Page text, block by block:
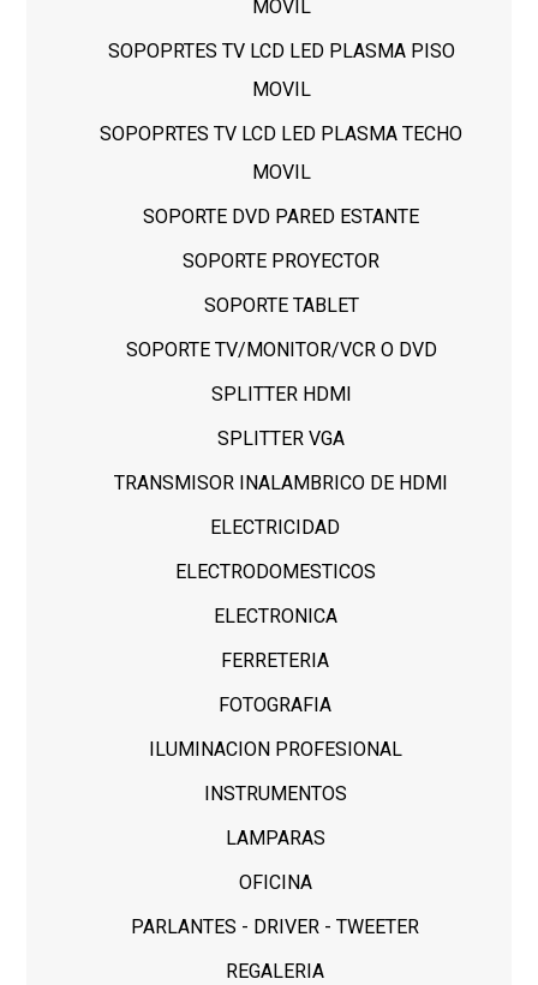
MOVIL
SOPOPRTES TV LCD LED PLASMA PISO
MOVIL
SOPOPRTES TV LCD LED PLASMA TECHO
MOVIL
SOPORTE DVD PARED ESTANTE
SOPORTE PROYECTOR
SOPORTE TABLET
SOPORTE TV/MONITOR/VCR O DVD
SPLITTER HDMI
SPLITTER VGA
TRANSMISOR INALAMBRICO DE HDMI
ELECTRICIDAD
ELECTRODOMESTICOS
ELECTRONICA
FERRETERIA
FOTOGRAFIA
ILUMINACION PROFESIONAL
INSTRUMENTOS
LAMPARAS
OFICINA
PARLANTES - DRIVER - TWEETER
REGALERIA